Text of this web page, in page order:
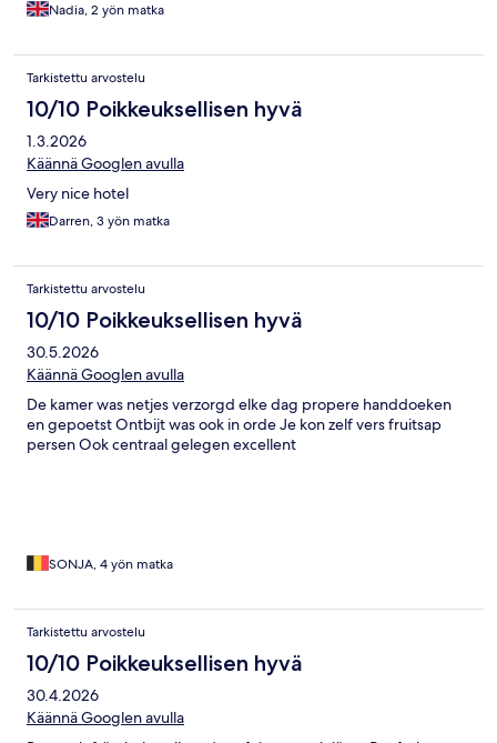
Nadia, 2 yön matka
Tarkistettu arvostelu
10/10 Poikkeuksellisen hyvä
1.3.2026
Käännä Googlen avulla
Very nice hotel
Darren, 3 yön matka
Tarkistettu arvostelu
10/10 Poikkeuksellisen hyvä
30.5.2026
Käännä Googlen avulla
De kamer was netjes verzorgd elke dag propere handdoeken
en gepoetst Ontbijt was ook in orde Je kon zelf vers fruitsap
persen Ook centraal gelegen excellent
SONJA, 4 yön matka
Tarkistettu arvostelu
10/10 Poikkeuksellisen hyvä
30.4.2026
Käännä Googlen avulla